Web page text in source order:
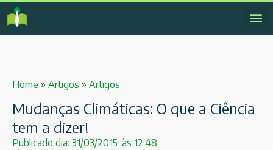
Home » Artigos » Artigos
Mudanças Climáticas: O que a Ciência
tem a dizer!
Publicado dia: 31/03/2015 às 12:48